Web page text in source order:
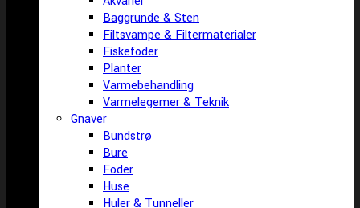
Baggrunde & Sten
Filtsvampe & Filtermaterialer
Fiskefoder
Planter
Varmebehandling
Varmelegemer & Teknik
Gnaver
Bundstrø
Bure
Foder
Huse
Huler & Tunneller